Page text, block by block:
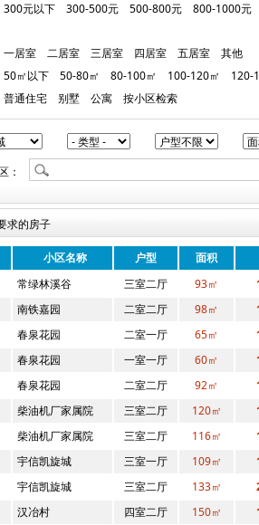
300元以下 300-500元 500-800元 800-1000元
一居室 二居室 三居室 四居室 五居室
其他
50㎡以下 50-80㎡ 80-100㎡ 100-120㎡ 120-
普通住宅 别墅 公寓 按小区检索
：
求的房子
小区名称 户型 面积
常绿林溪谷 三室二厅 93㎡
南铁嘉园 二室二厅 98㎡
春泉花园 二室一厅 65㎡
春泉花园 一室一厅 60㎡
春泉花园 二室二厅 92㎡
柴油机厂家属院 三室二厅 120㎡
柴油机厂家属院 三室二厅 116㎡
宇信凯旋城 三室一厅 109㎡
宇信凯旋城 三室二厅 133㎡
汉冶村 四室二厅 150㎡